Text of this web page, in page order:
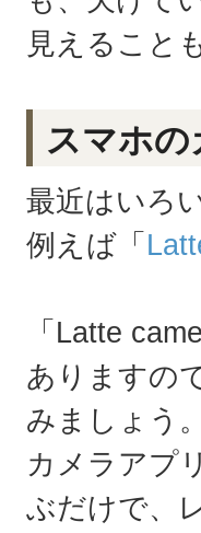
見えること
スマホ
最近はいろ
例えば「
「Latte
ありますの
みましょう。
カメラアプ
ぶだけで、